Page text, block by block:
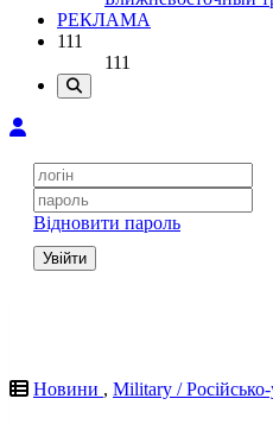
РЕКЛАМА
111
111
Відновити пароль
Увійти
Новини , Military / Російсько-